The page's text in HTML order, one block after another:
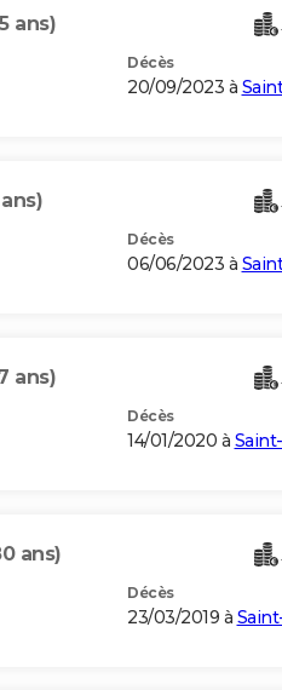
ans)
Décès
20/09/2023 à
Décès
06/06/2023 à
ans)
Décès
14/01/2020 à
ans)
Décès
23/03/2019 à